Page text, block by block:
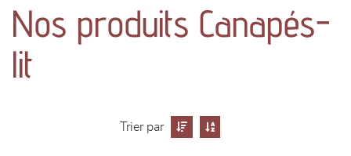
séjours
Nos produits Canapés-
lit
Trier par